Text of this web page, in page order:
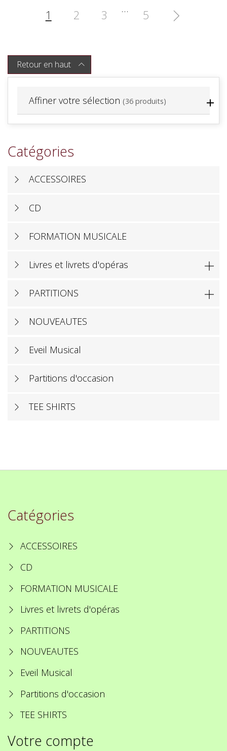
Affiner votre sélection (36 produits)
Catégories
ACCESSOIRES
CD
FORMATION MUSICALE
Livres et livrets d'opéras 
PARTITIONS 
NOUVEAUTES
Eveil Musical
Partitions d'occasion
TEE SHIRTS
1 2 3 … 5 
Retour en haut 
Catégories
ACCESSOIRES
CD
FORMATION MUSICALE
Livres et livrets d'opéras
PARTITIONS
NOUVEAUTES
Eveil Musical
Partitions d'occasion
TEE SHIRTS
Votre compte